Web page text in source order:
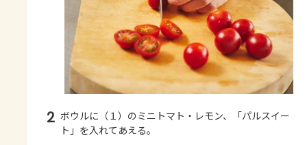
2 ボウルに（１）のミニトマト・レモン、「パルスイー
ト」を入れてあえる。